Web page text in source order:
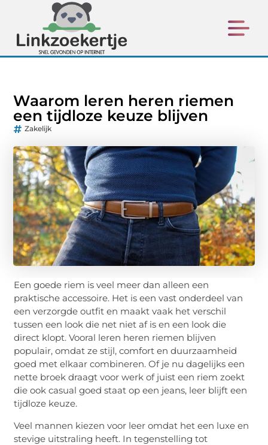
Waarom leren heren riemen
een tijdloze keuze blijven
Zakelijk
Een goede riem is veel meer dan alleen een
praktische accessoire. Het is een vast onderdeel van
een verzorgde outfit en maakt vaak het verschil
tussen een look die net niet af is en een look die
direct klopt. Vooral leren heren riemen blijven
populair, omdat ze stijl, comfort en duurzaamheid
goed met elkaar combineren. Of je nu dagelijks een
nette broek draagt voor werk of juist een riem zoekt
die ook casual goed staat op een jeans, leer blijft een
tijdloze keuze.
Veel mannen kiezen voor leer omdat het een luxe en
stevige uitstraling heeft. In tegenstelling tot